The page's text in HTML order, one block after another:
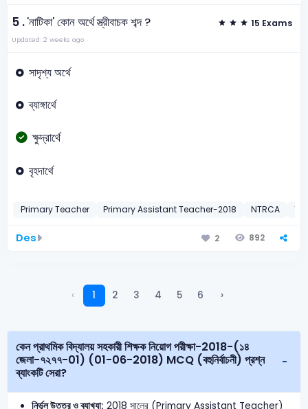
5 .'নাটিকা' কোন অর্থে স্ত্রীবাচক শব্দ ? 15 Exams
Updated: 2 weeks ago
সাদৃশ্য অর্থে
ব্যাঙ্গার্থে
ক্ষুদ্রার্থে
বৃহদার্থে
Primary Teacher Primary Assistant Teacher-2018 NTRCA
Des 2 892
‹ 1 2 3 4 5 6 ›
কেন প্রাথমিক বিদ্যালয় সহকারী শিক্ষক নিয়োগ পরীক্ষা-2018-(১৪
জেলা-৭২৭৭-01) (01-06-2018) MCQ (বহুনির্বাচনী) প্রশ্ন
ব্যাংকটি সেরা?
নির্ভুল উত্তর ও ব্যাখ্যা: 2018 সালের (Primary Assistant Teacher)